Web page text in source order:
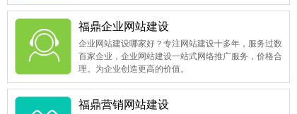
福鼎企业网站建设
企业网站建设哪家好？专注网站建设十多年，服务过数
百家企业，企业网站建设一站式网络推广服务，价格合
理。为企业创造更高的价值。
福鼎营销网站建设